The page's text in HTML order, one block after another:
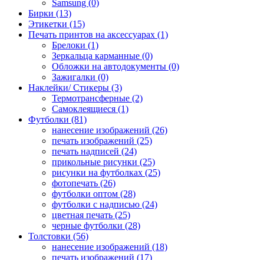
Samsung (0)
Бирки (13)
Этикетки (15)
Печать принтов на аксессуарах (1)
Брелоки (1)
Зеркальца карманные (0)
Обложки на автодокументы (0)
Зажигалки (0)
Наклейки/ Стикеры (3)
Термотрансферные (2)
Самоклеящиеся (1)
Футболки (81)
нанесение изображений (26)
печать изображений (25)
печать надписей (24)
прикольные рисунки (25)
рисунки на футболках (25)
фотопечать (26)
футболки оптом (28)
футболки с надписью (24)
цветная печать (25)
черные футболки (28)
Толстовки (56)
нанесение изображений (18)
печать изображений (17)